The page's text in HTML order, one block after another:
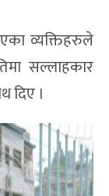
व्यक्तिहरुले
सल्लाहकार
दिए ।